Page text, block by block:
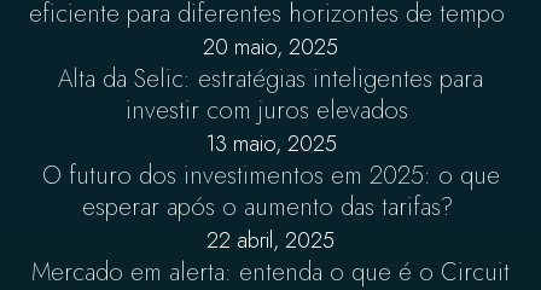
eficiente para diferentes horizontes de tempo
20 maio, 2025
Alta da Selic: estratégias inteligentes para
investir com juros elevados
13 maio, 2025
O futuro dos investimentos em 2025: o que
esperar após o aumento das tarifas?
22 abril, 2025
Mercado em alerta: entenda o que é o Circuit